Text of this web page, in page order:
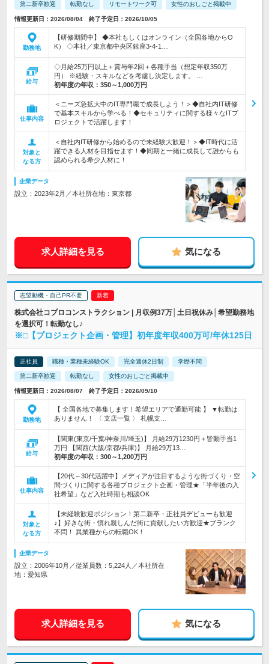
第二新卒歓迎 転勤なし リモートワーク可 女性のおしごと掲載中
情報更新日：2026/08/04 終了予定日：2026/10/05
勤務地
【研修期間中】 ◆本社もしくはオンライン（全国各地からO
K） ◇本社／東京都中央区銀座3-4-1…
給与
◇月給25万円以上＋賞与年2回＋各種手当（想定年収350万
円） ※経験・スキルなどを考慮し決定します。 …
初年度の年収： 350～1,000万円
仕事内容
＜ニーズ急拡大中のIT専門職で成長しよう！＞◆自社内IT研修
で基本スキルから学べる！◆セキュリティに関する様々なITプ
ロジェクトで活躍します！
対象と
なる方
＜自社内IT研修から始めるので未経験大歓迎！＞◆IT時代に活
躍できる人材を目指せます！◆同期と一緒に成長して誰からも
認められる希少人材に！
企業データ
設立：2023年2月／本社所在地：東京都
求人詳細を見る 気になる
志望動機・自己PR不要
株式会社コプロコンストラクション | 月収例37万│土日祝休み│希望勤務地
を選択可！転勤なし♪
※□【プロジェクト企画・管理】初年度年収400万可/年休125日
正社員 職種・業種未経験OK 完全週休2日制 学歴不問
第二新卒歓迎 転勤なし 女性のおしごと掲載中
情報更新日：2026/08/07 終了予定日：2026/09/10
勤務地
【 全国各地で募集します！希望エリアで通勤可能 】 ▼転勤は
ありません！ 〈 支店一覧 〉 札幌支…
給与
【関東(東京/千葉/神奈川/埼玉)】 月給29万1230円＋皆勤手当1
万円 【関西(大阪/京都/兵庫)】 月給29万13…
初年度の年収： 300～1,200万円
仕事内容
【20代～30代活躍中】メディアが注目するような街づくり・空
間づくりに関する各種プロジェクト企画・管理★「半年後の入
社希望」など入社時期も相談OK
対象と
なる方
【未経験歓迎ポジション！第二新卒・正社員デビューも歓迎
♪】好きな街・慣れ親しんだ街に貢献したい方歓迎★ブランク
不問！ 異業種からの転職OK！
企業データ
設立：2006年10月／従業員数：5,224人／本社所在
地：愛知県
求人詳細を見る 気になる